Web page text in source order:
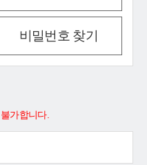
비밀번호 찾기
가합니다.